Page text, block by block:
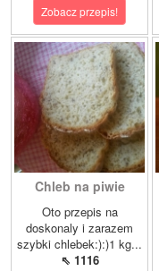
Zobacz przepis!
Chleb na piwie
Oto przepis na
doskonaly i zarazem
szybki chlebek:):)1 kg...
⇖ 1116